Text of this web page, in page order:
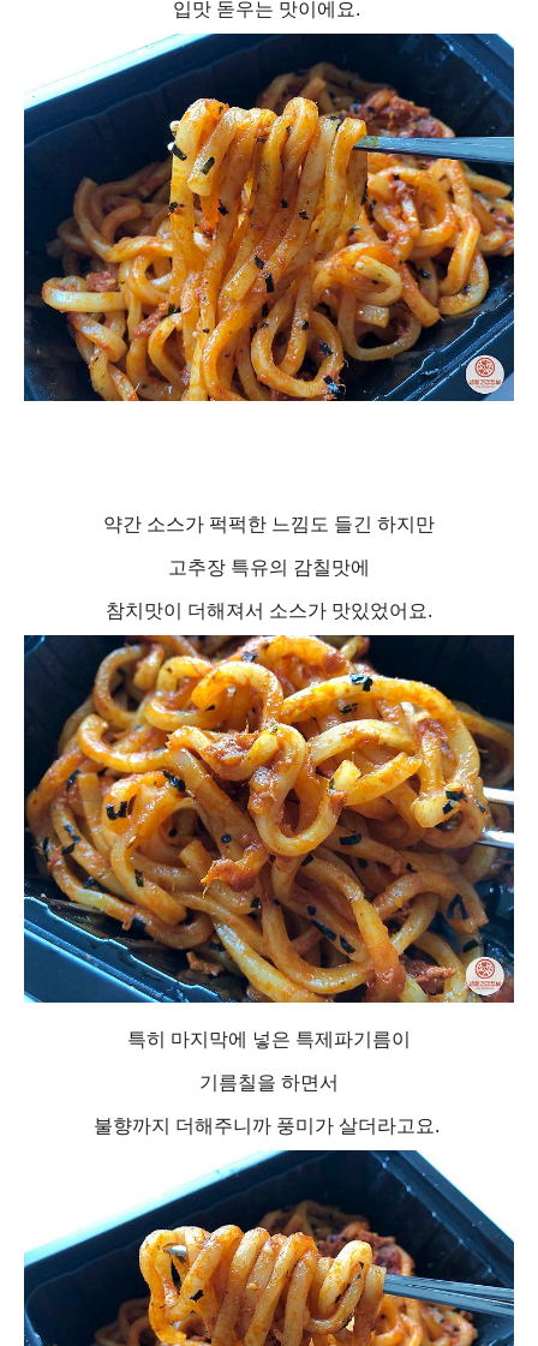
입맛 돋우는 맛이에요.
약간 소스가 퍽퍽한 느낌도 들긴 하지만
고추장 특유의 감칠맛에
참치맛이 더해져서 소스가 맛있었어요.
특히 마지막에 넣은 특제파기름이
기름칠을 하면서
불향까지 더해주니까 풍미가 살더라고요.